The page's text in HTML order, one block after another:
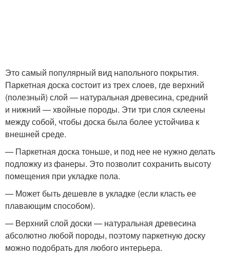
Это самый популярный вид напольного покрытия.
Паркетная доска состоит из трех слоев, где верхний
(полезный) слой — натуральная древесина, средний
и нижний — хвойные породы. Эти три слоя склеены
между собой, чтобы доска была более устойчива к
внешней среде.
— Паркетная доска тоньше, и под нее не нужно делать
подложку из фанеры. Это позволит сохранить высоту
помещения при укладке пола.
— Может быть дешевле в укладке (если класть ее
плавающим способом).
— Верхний слой доски — натуральная древесина
абсолютно любой породы, поэтому паркетную доску
можно подобрать для любого интерьера.